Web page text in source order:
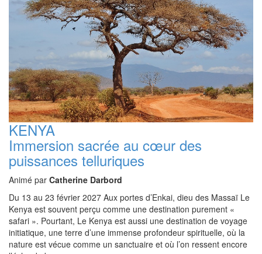
KENYA
Immersion sacrée au cœur des
puissances telluriques
Animé par Catherine Darbord
Du 13 au 23 février 2027 Aux portes d’Enkai, dieu des Massaï Le
Kenya est souvent perçu comme une destination purement «
safari ». Pourtant, Le Kenya est aussi une destination de voyage
initiatique, une terre d’une immense profondeur spirituelle, où la
nature est vécue comme un sanctuaire et où l’on ressent encore